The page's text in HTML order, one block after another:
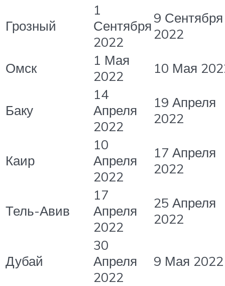
Грозный
1
Сентября
2022
9 Сентября
2022
Омск
1 Мая
2022
10 Мая
Баку
14
Апреля
2022
19 Апреля
2022
Каир
10
Апреля
2022
17 Апреля
2022
Тель-Авив
17
Апреля
2022
25 Апреля
2022
Дубай
30
Апреля
2022
9 Мая 2022